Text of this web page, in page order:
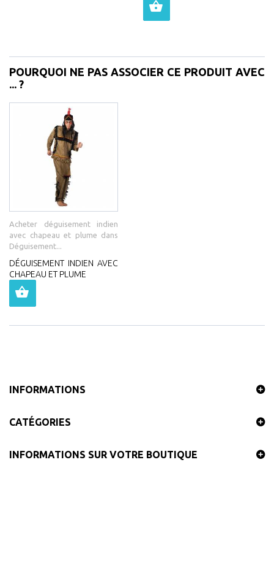
POURQUOI NE PAS ASSOCIER CE PRODUIT AVEC
... ?
Acheter déguisement indien
avec chapeau et plume dans
Déguisement...
DÉGUISEMENT INDIEN AVEC
CHAPEAU ET PLUME
INFORMATIONS
CATÉGORIES
INFORMATIONS SUR VOTRE BOUTIQUE